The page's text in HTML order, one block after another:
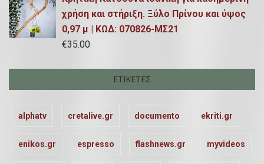
χρήση και στήριξη. Ξύλο Πρίνου και ύψος
0,97 μ | ΚΩΔ: 070826-ΜΣ21
€35.00
ΕΤΙΚΈΤΕΣ
alphatv cretalive.gr documento ekriti.gr
enikos.gr espresso flashnews.gr myvideos